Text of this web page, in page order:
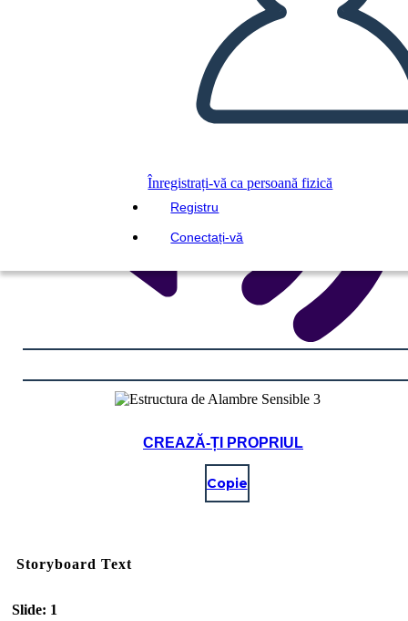
Înregistrați-vă ca persoană fizică
Registru
Conectați-vă
CREAZĂ-ȚI PROPRIUL
Copie
Storyboard Text
Slide: 1